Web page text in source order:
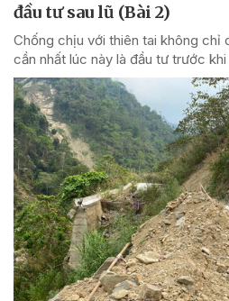
đầu tư sau lũ (Bài 2)
Chống chịu với thiên tai không chỉ
cần nhất lúc này là đầu tư trước